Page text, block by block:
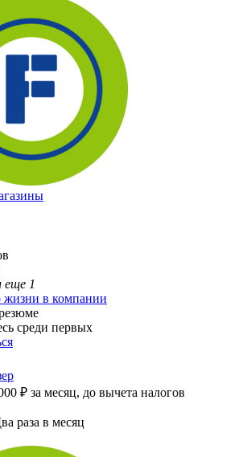
еще 1
в компании
среди первых
₽ за месяц, до вычета налогов
раза в месяц